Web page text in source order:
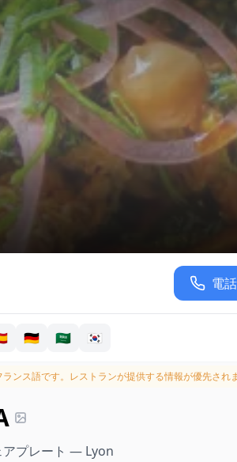
電話
🇩🇪 🇸🇦 🇰🇷
ンス語です。レストランが提供する情報が優先されま
アプレート — Lyon